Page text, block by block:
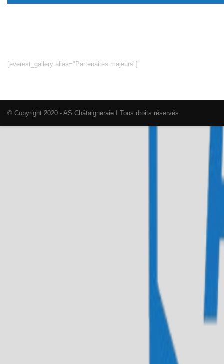
[everest_gallery alias="Partenaires majeurs"]
© Copyright 2020 - AS Châtaigneraie I Tous droits réservés